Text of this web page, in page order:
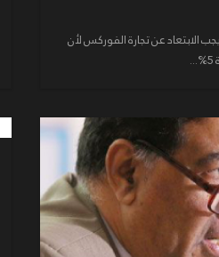
نسبة الادخار يجب أن تكون بين 10% و 12% يجب الابتعاد عن تجارة الفوركس لأن